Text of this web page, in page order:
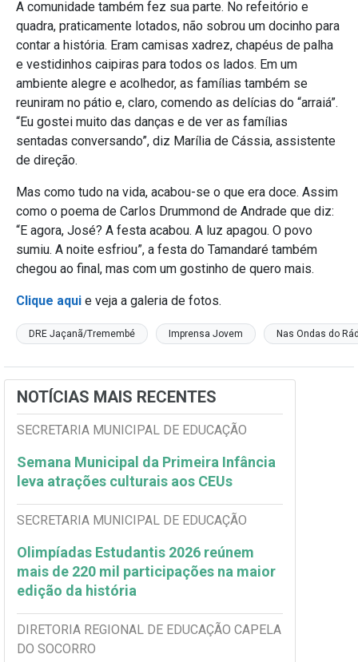
A comunidade também fez sua parte. No refeitório e
quadra, praticamente lotados, não sobrou um docinho para
contar a história. Eram camisas xadrez, chapéus de palha
e vestidinhos caipiras para todos os lados. Em um
ambiente alegre e acolhedor, as famílias também se
reuniram no pátio e, claro, comendo as delícias do “arraiá”.
“Eu gostei muito das danças e de ver as famílias
sentadas conversando”, diz Marília de Cássia, assistente
de direção.
Mas como tudo na vida, acabou-se o que era doce. Assim
como o poema de Carlos Drummond de Andrade que diz:
“E agora, José? A festa acabou. A luz apagou. O povo
sumiu. A noite esfriou”, a festa do Tamandaré também
chegou ao final, mas com um gostinho de quero mais.
Clique aqui e veja a galeria de fotos.
DRE Jaçanã/Tremembé Imprensa Jovem Nas Ondas do
NOTÍCIAS MAIS RECENTES
SECRETARIA MUNICIPAL DE EDUCAÇÃO
Semana Municipal da Primeira Infância
leva atrações culturais aos CEUs
SECRETARIA MUNICIPAL DE EDUCAÇÃO
Olimpíadas Estudantis 2026 reúnem
mais de 220 mil participações na maior
edição da história
DIRETORIA REGIONAL DE EDUCAÇÃO CAPELA
DO SOCORRO